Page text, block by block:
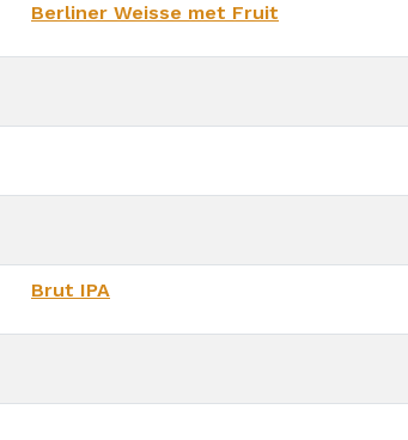
Berliner Weisse met Fruit
Brut IPA